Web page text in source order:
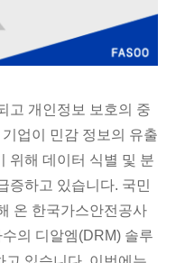
고 개인정보 보호의 중
업이 민감 정보의 유출
위해 데이터 식별 및 분
증하고 있습니다. 국민
온 한국가스안전공사
의 디알엠(DRM) 솔루